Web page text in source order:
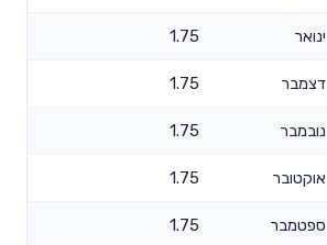
ינואר 1.75
דצמבר 1.75
נובמבר 1.75
אוקטובר 1.75
ספטמבר 1.75